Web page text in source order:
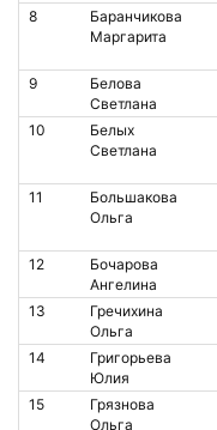
8
Баранчикова
Маргарита
9
Белова
Светлана
10
Белых
Светлана
11
Большакова
Ольга
12
Бочарова
Ангелина
13
Гречихина
Ольга
14
Григорьева
Юлия
15
Грязнова
Ольга